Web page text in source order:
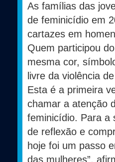
As famílias das
de feminicídio em
cartazes em
Quem participou
mesma cor,
livre da violência
Esta é a primeira
chamar a atenção
feminicídio. Para a
de reflexão e
hoje foi um passo
das mulheres”,